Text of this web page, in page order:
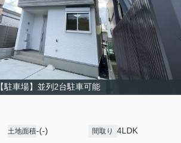
【駐車場】並列2台駐車可能
土地面積-(-) 間取り 4LDK